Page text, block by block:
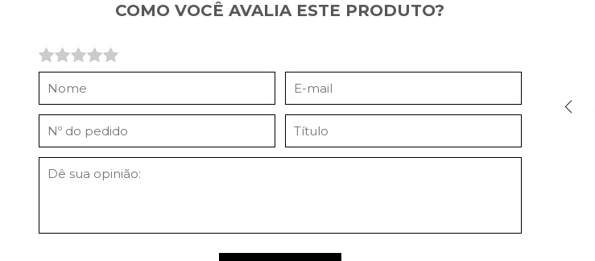
COMO VOCÊ AVALIA ESTE PRODUTO?